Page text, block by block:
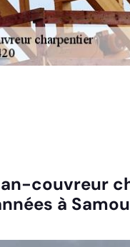
couvreur
à